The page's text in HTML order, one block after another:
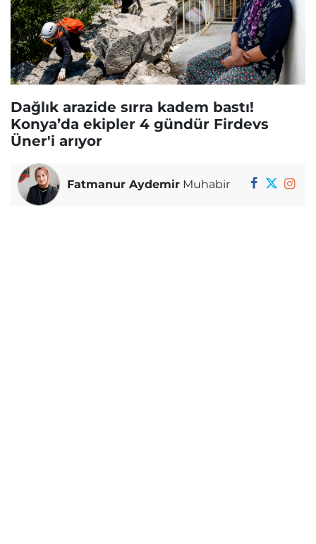
Dağlık arazide sırra kadem bastı!
Konya’da ekipler 4 gündür Firdevs
Üner'i arıyor
Fatmanur Aydemir Muhabir